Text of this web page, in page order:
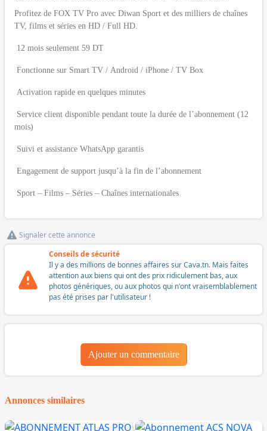
Profitez de FOX TV Pro avec Diwan Sport et des milliers de chaînes
TV, films et séries en HD / Full HD.
12 mois seulement 59 DT
Fonctionne sur Smart TV / Android / iPhone / TV Box
Activation rapide en quelques minutes
Service client disponible pendant toute la durée de l’abonnement (12
mois)
Suivi et assistance WhatsApp garantis
Engagement de support jusqu’à la fin de l’abonnement
Sport – Films – Séries – Chaînes internationales
Signaler cette annonce
Conseils de sécurité
Il y a des millions de bonnes affaires sur Cava.tn. Mais faites
attention aux biens qui ont des prix ridiculement bas, aux
photos génériques, ou aux photos qui n'ont vraisemblablement
pas été prises par l'utilisateur !
Ajouter un commentaire
Annonces similaires